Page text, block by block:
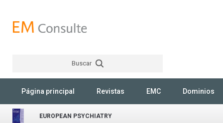
Buscar
Página principal Revistas EMC Dominios
EUROPEAN PSYCHIATRY